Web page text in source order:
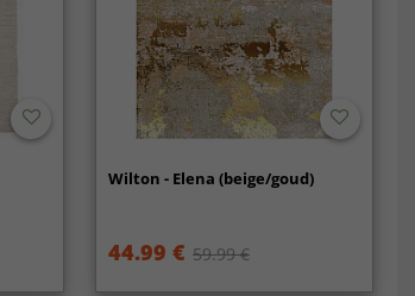
Wilton - Elena (beige/goud)
44.99 € 59.99 €